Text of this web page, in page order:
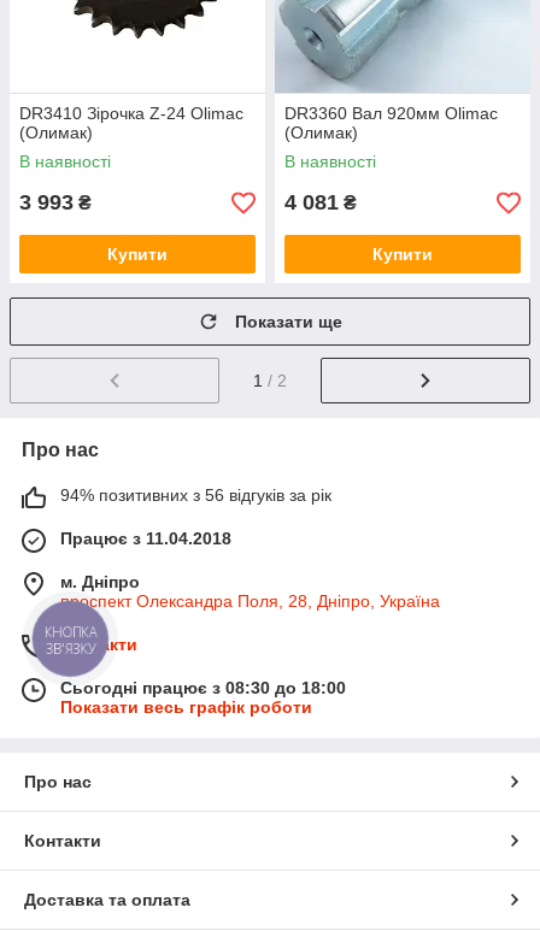
DR3410 Зірочка Z-24 Olimac
(Олимак)
В наявності
3 993 ₴
Купити
DR3360 Вал 920мм Olimac
(Олимак)
В наявності
4 081 ₴
Купити
Показати ще
1 / 2
Про нас
94% позитивних з 56 відгуків за рік
Працює з 11.04.2018
м. Дніпро
проспект Олександра Поля, 28, Дніпро, Україна
Контакти
Сьогодні працює з 08:30 до 18:00
Показати весь графік роботи
Про нас
Контакти
Доставка та оплата
КНОПКА
ЗВ'ЯЗКУ